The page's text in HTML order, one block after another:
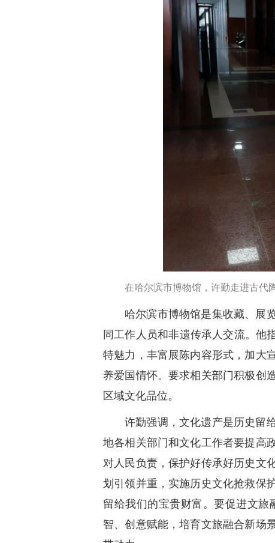
在哈尔滨市博物馆，许勤走进古代
哈尔滨市博物馆是集收藏、展
同工作人员和非遗传承人交流。他
特魅力，丰富展陈内容形式，加大
养爱国情怀。要求相关部门积极创
区域文化品位。
许勤强调，文化遗产是历史留
地各相关部门和文化工作者要提高
对人民负责，保护好传承好历史文
划引领并重，实施历史文化抢救保
留给我们的宝贵财富。要促进文
智、创意赋能，培育文旅融合新场